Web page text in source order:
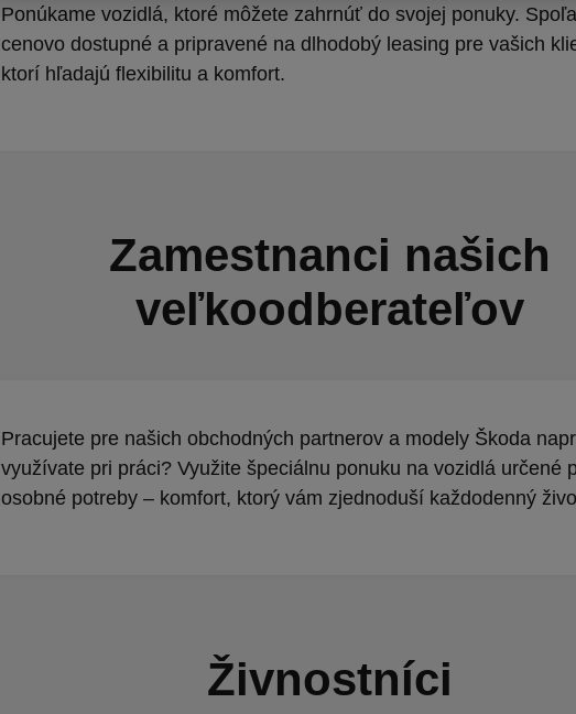
Ponúkame vozidlá, ktoré môžete zahrnúť do svojej ponuky.
cenovo dostupné a pripravené na dlhodobý leasing pre vašich
ktorí hľadajú flexibilitu a komfort.
Zamestnanci našich
veľkoodberateľov
Pracujete pre našich obchodných partnerov a modely Škoda
využívate pri práci? Využite špeciálnu ponuku na vozidlá určené
osobné potreby – komfort, ktorý vám zjednoduší každodenný
Živnostníci